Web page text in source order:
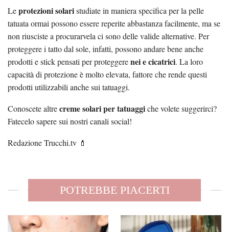
Leprotezioni solaristudiate in maniera specifica per la pelle
tatuata ormai possono essere reperite abbastanza facilmente, ma se
non riusciste a procurarvela ci sono delle valide alternative. Per
proteggere i tatto dal sole, infatti, possono andare bene anche
prodotti e stick pensati per proteggerenei e cicatrici. La loro
capacità di protezione è molto elevata, fattore che rende questi
prodotti utilizzabili anche sui tatuaggi.
Conoscete altrecreme solari per tatuaggiche volete suggerirci?
Fatecelo sapere sui nostri canali social!
Redazione Trucchi.tv 💄
POTREBBE PIACERTI